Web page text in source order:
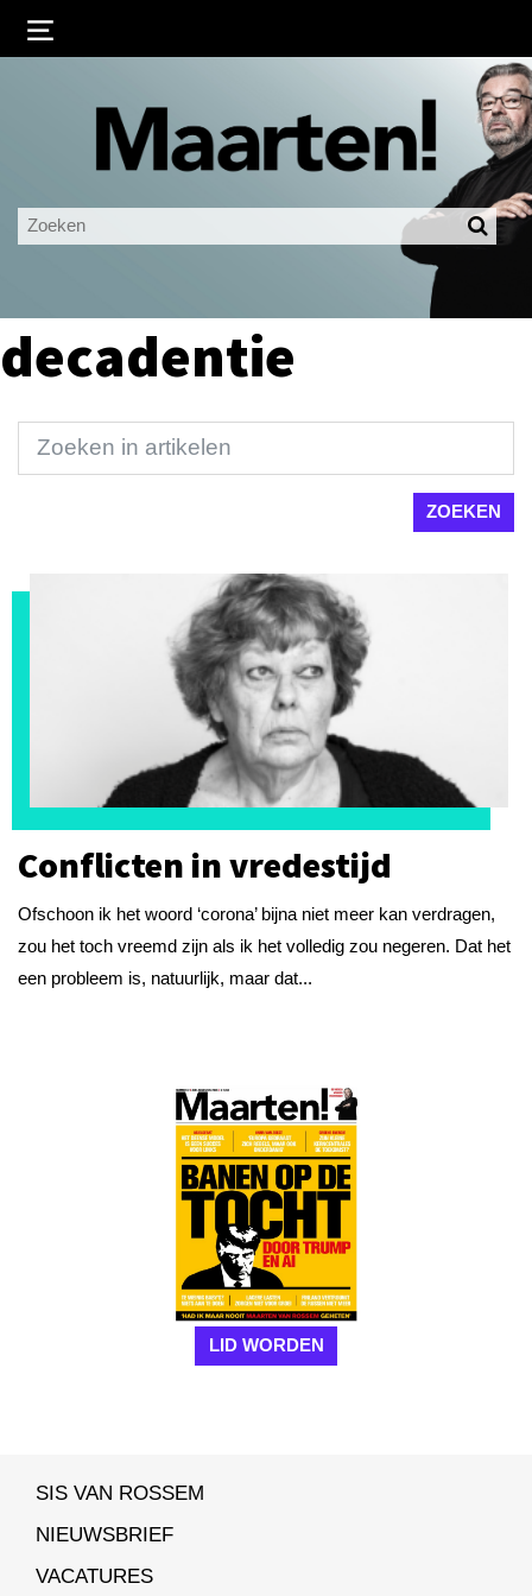
Ingelogd blijven
LOGIN
decadentie
Conflicten in vredestijd
Ofschoon ik het woord ‘corona’ bijna niet meer kan verdragen,
zou het toch vreemd zijn als ik het volledig zou negeren. Dat het
een probleem is, natuurlijk, maar dat...
LID WORDEN
SIS VAN ROSSEM
NIEUWSBRIEF
VACATURES